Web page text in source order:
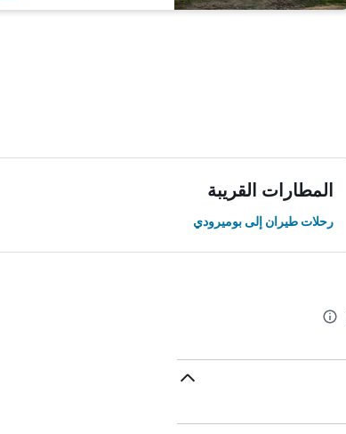
المطارات القريبة
رحلات طيران إلى بوميرودي